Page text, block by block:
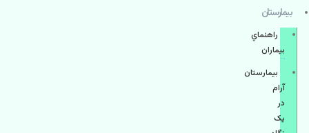
بيمارستان
راهنماي
بیماران
بیمارستان
آرام
در
یک